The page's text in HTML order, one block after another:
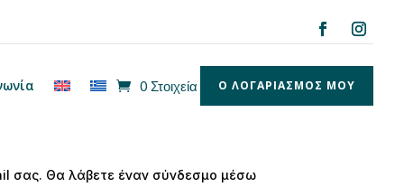
0 Στοιχεία Ο ΛΟΓΑΡΙΑΣΜΟΣ ΜΟΥ
σας. Θα λάβετε έναν σύνδεσμο μέσω